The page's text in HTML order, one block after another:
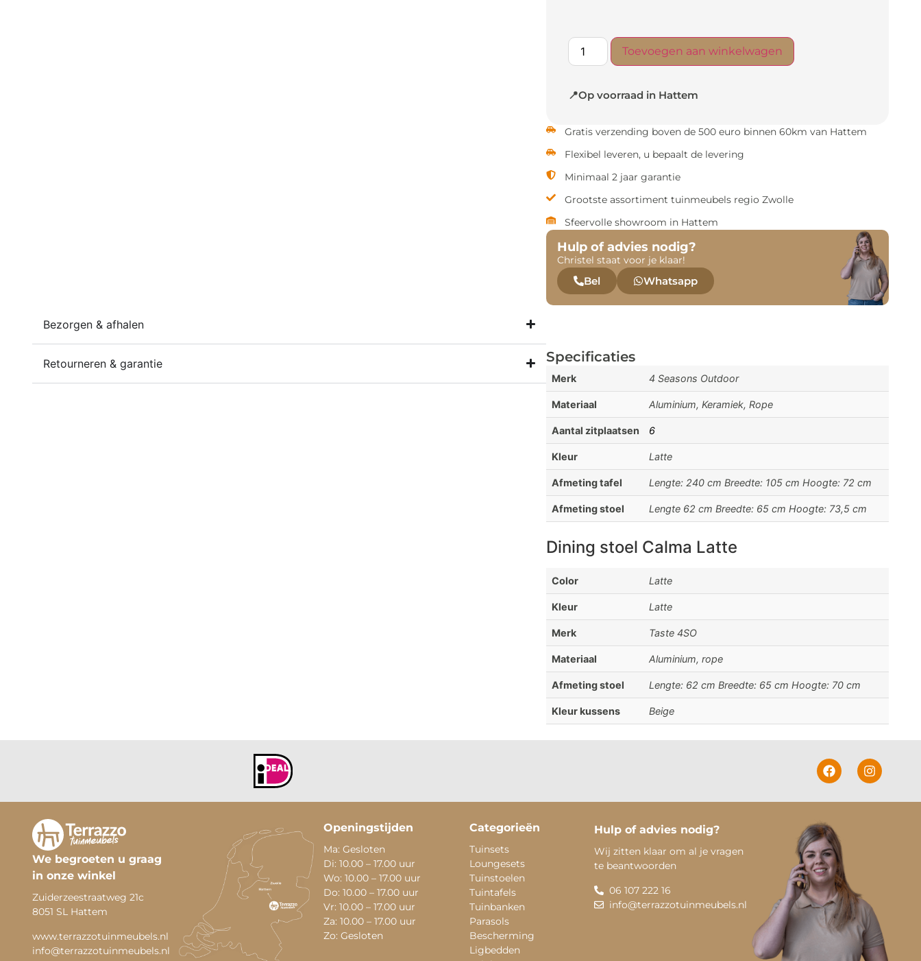
Toevoegen aan winkelwagen
📍Op voorraad in Hattem
Gratis verzending boven de 500 euro binnen 60km van Hattem
Flexibel leveren, u bepaalt de levering
Minimaal 2 jaar garantie
Grootste assortiment tuinmeubels regio Zwolle
Sfeervolle showroom in Hattem
Hulp of advies nodig?
Christel staat voor je klaar!
Bel Whatsapp
Bezorgen & afhalen
Retourneren & garantie Specificaties
Merk 4 Seasons Outdoor
Materiaal Aluminium, Keramiek, Rope
Aantal zitplaatsen 6
Kleur Latte
Afmeting tafel Lengte: 240 cm Breedte: 105 cm Hoogte: 72 cm
Afmeting stoel Lengte 62 cm Breedte: 65 cm Hoogte: 73,5 cm
Dining stoel Calma Latte
Color Latte
Kleur Latte
Merk Taste 4SO
Materiaal Aluminium, rope
Afmeting stoel Lengte: 62 cm Breedte: 65 cm Hoogte: 70 cm
Kleur kussens Beige
We begroeten u graag
in onze winkel
Zuiderzeestraatweg 21c
8051 SL Hattem
www.terrazzotuinmeubels.nl
info@terrazzotuinmeubels.nl
Openingstijden
Ma: Gesloten
Di: 10.00 – 17.00 uur
Wo: 10.00 – 17.00 uur
Do: 10.00 – 17.00 uur
Vr: 10.00 – 17.00 uur
Za: 10.00 – 17.00 uur
Zo: Gesloten
Categorieën
Tuinsets
Loungesets
Tuinstoelen
Tuintafels
Tuinbanken
Parasols
Bescherming
Ligbedden
Hulp of advies nodig?
Wij zitten klaar om al je vragen
te beantwoorden
06 107 222 16
info@terrazzotuinmeubels.nl